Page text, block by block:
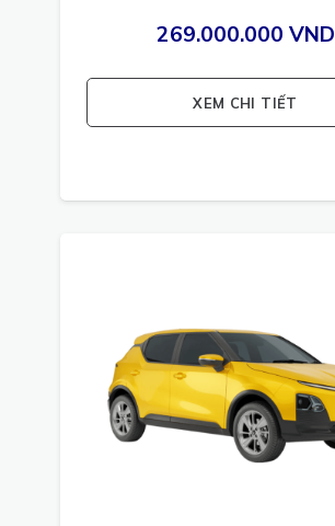
269.000.000 VND
XEM CHI TIẾT